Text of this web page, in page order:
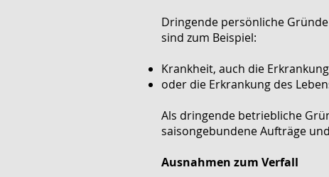
Dringende persönliche
sind zum Beispiel:
Krankheit, auch die
oder die Erkrankung des
Als dringende betriebliche
saisongebundene Aufträge
Ausnahmen zum Verfall